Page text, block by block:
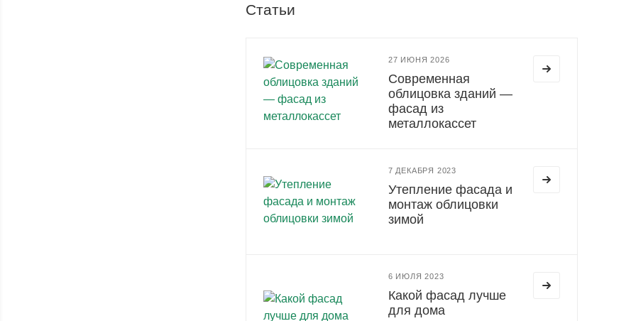
Статьи
27 ИЮНЯ 2026
Современная
облицовка зданий —
фасад из
металлокассет
7 ДЕКАБРЯ 2023
Утепление фасада и
монтаж облицовки
зимой
6 ИЮЛЯ 2023
Какой фасад лучше
для дома